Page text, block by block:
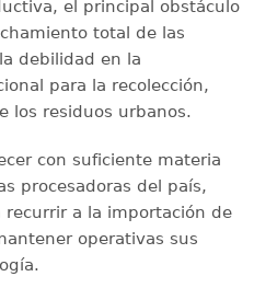
el principal obstáculo
total de las
debilidad en la
para la recolección,
los residuos urbanos.
con suficiente materia
procesadoras del país,
recurrir a la importación de
operativas sus